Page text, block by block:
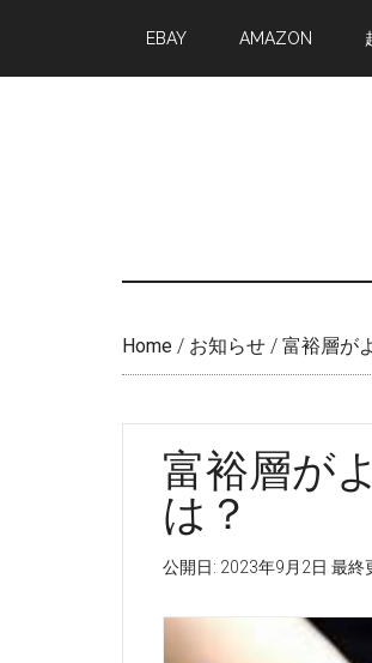
main
primary
EBAY AMAZON
Home / お知らせ / 富裕層が
富裕層が
は？
公開日: 2023年9月2日 最終